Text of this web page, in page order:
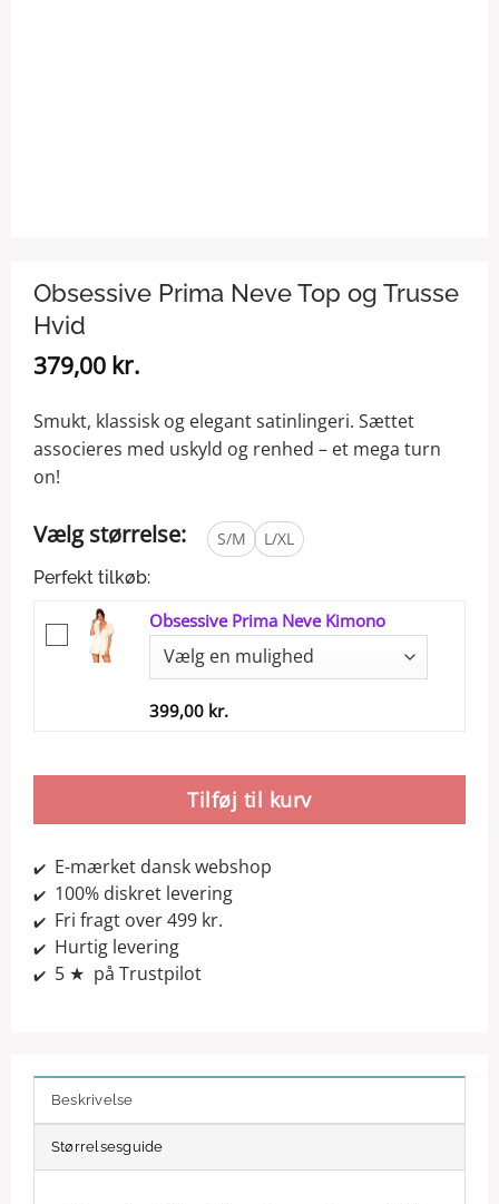
Obsessive Prima Neve Top og Trusse
Hvid
379,00 kr.
Smukt, klassisk og elegant satinlingeri. Sættet
associeres med uskyld og renhed – et mega turn
on!
Vælg størrelse: S/M
L/XL
Perfekt tilkøb:
Obsessive Prima Neve Kimono
399,00 kr.
Tilføj til kurv
✔️E-mærket dansk webshop
✔️100% diskret levering
✔️Fri fragt over 499 kr.
✔️Hurtig levering
✔️5 ★ på Trustpilot
Beskrivelse
Størrelsesguide